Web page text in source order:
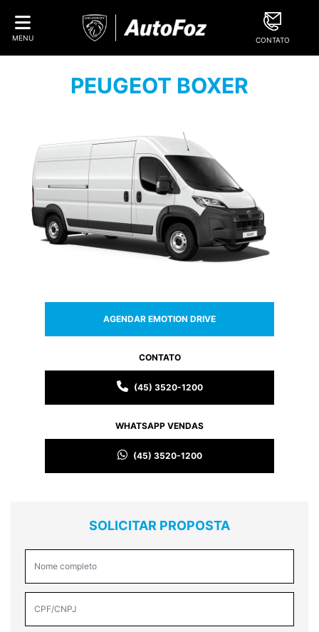
MENU CONTATO
SOLICITAR PROPOSTA
PEUGEOT BOXER
AGENDAR EMOTION DRIVE
CONTATO
(45) 3520-1200
WHATSAPP VENDAS
(45) 3520-1200